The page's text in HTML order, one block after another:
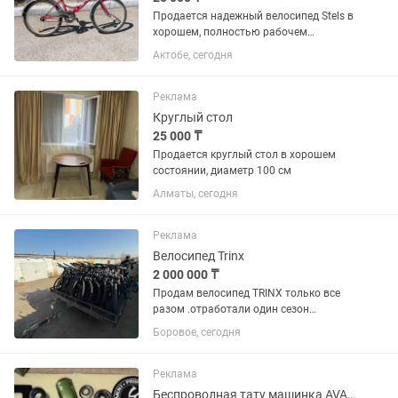
Продается надежный велосипед Stels в
хорошем, полностью рабочем
состоянии. Отлично подойдет для
подростка или взрослого невысокого
состоянии, все механизмы работают...
Актобе, сегодня
Реклама
Круглый стол
25 000 ₸
Продается круглый стол в хорошем
состоянии, диаметр 100 см
Алматы, сегодня
Реклама
Велосипед Trinx
2 000 000 ₸
Продам велосипед TRINX только все
разом .отработали один сезон
полностью обслужены . разные модели
,рамы, колеса тоже разных диаметров .
Боровое, сегодня
Реклама
Беспроводная тату машинка AVA EP8 Plus и набор расходников